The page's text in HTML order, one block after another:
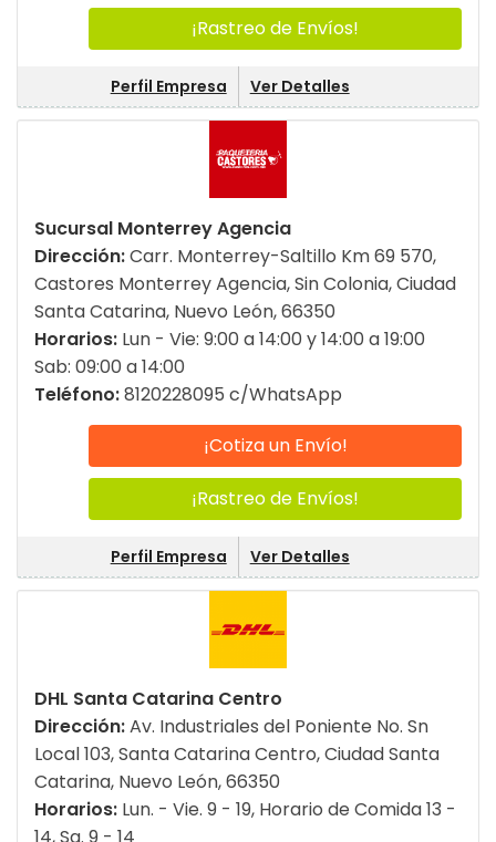
¡Rastreo de Envíos!
Perfil Empresa Ver Detalles
Sucursal Monterrey Agencia
Dirección:Carr. Monterrey-Saltillo Km 69 570,
Castores Monterrey Agencia, Sin Colonia, Ciudad
Santa Catarina, Nuevo León, 66350
Horarios: Lun - Vie: 9:00 a 14:00 y 14:00 a 19:00
Sab: 09:00 a 14:00
Teléfono:8120228095 c/WhatsApp
¡Cotiza un Envío!
¡Rastreo de Envíos!
Perfil Empresa Ver Detalles
DHL Santa Catarina Centro
Dirección:Av. Industriales del Poniente No. Sn
Local 103, Santa Catarina Centro, Ciudad Santa
Catarina, Nuevo León, 66350
Horarios: Lun. - Vie. 9 - 19, Horario de Comida 13 -